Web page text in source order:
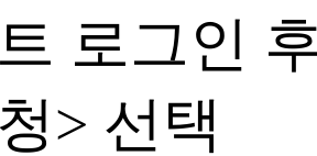
로그인
> 선택